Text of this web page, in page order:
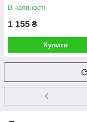
В наявності
1 155 ₴
Купити